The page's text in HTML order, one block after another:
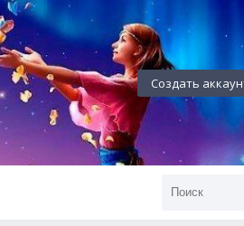
Создать